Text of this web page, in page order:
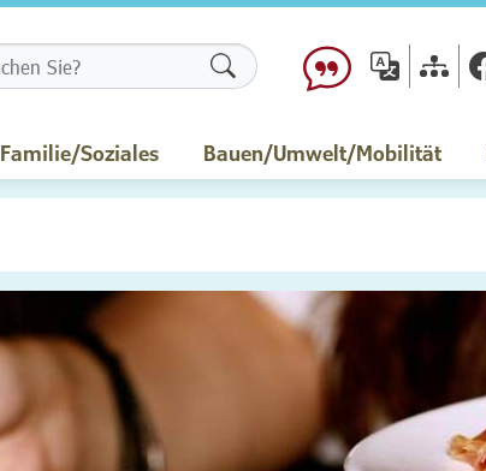
Formularschaltfläche
Familie/Soziales Bauen/Umwelt/Mobilität